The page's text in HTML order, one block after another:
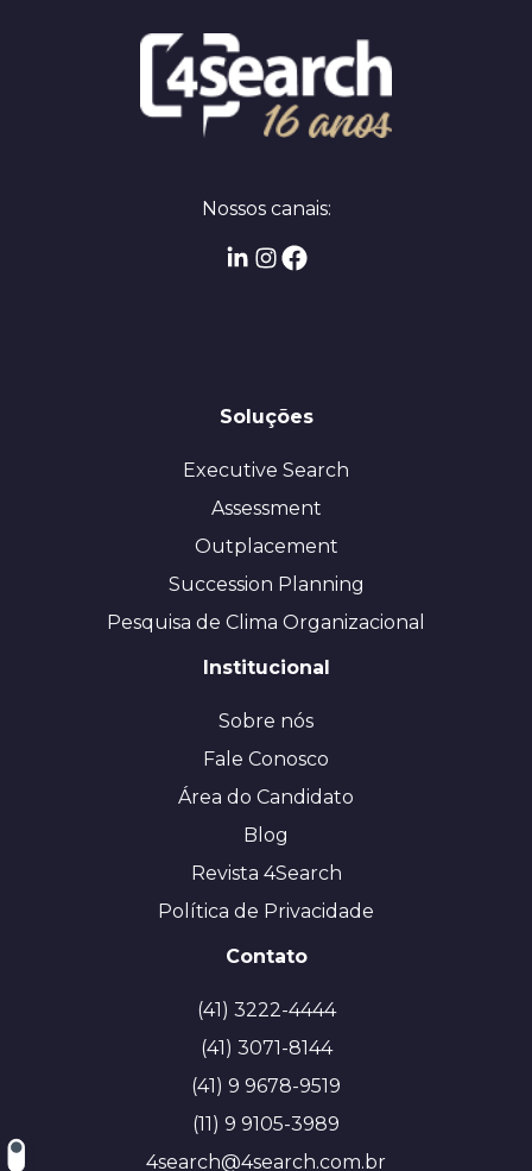
Nossos canais:
Soluções
Executive Search
Assessment
Outplacement
Succession Planning
Pesquisa de Clima Organizacional
Institucional
Sobre nós
Fale Conosco
Área do Candidato
Blog
Revista 4Search
Política de Privacidade
Contato
(41) 3222-4444
(41) 3071-8144
(41) 9 9678-9519
(11) 9 9105-3989
4search@4search.com.br